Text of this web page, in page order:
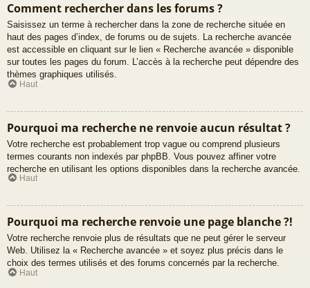
Comment rechercher dans les forums ?
Saisissez un terme à rechercher dans la zone de recherche située en
haut des pages d’index, de forums ou de sujets. La recherche avancée
est accessible en cliquant sur le lien « Recherche avancée » disponible
sur toutes les pages du forum. L’accès à la recherche peut dépendre des
thèmes graphiques utilisés.
Haut
Pourquoi ma recherche ne renvoie aucun résultat ?
Votre recherche est probablement trop vague ou comprend plusieurs
termes courants non indexés par phpBB. Vous pouvez affiner votre
recherche en utilisant les options disponibles dans la recherche avancée.
Haut
Pourquoi ma recherche renvoie une page blanche ?!
Votre recherche renvoie plus de résultats que ne peut gérer le serveur
Web. Utilisez la « Recherche avancée » et soyez plus précis dans le
choix des termes utilisés et des forums concernés par la recherche.
Haut